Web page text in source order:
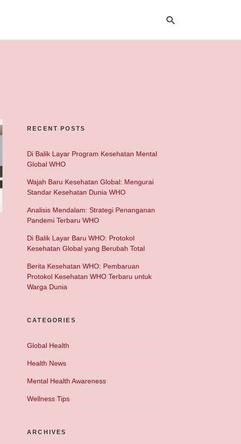
RECENT POSTS
Di Balik Layar Program Kesehatan Mental
Global WHO
Wajah Baru Kesehatan Global: Mengurai
Standar Kesehatan Dunia WHO
Analisis Mendalam: Strategi Penanganan
Pandemi Terbaru WHO
Di Balik Layar Baru WHO: Protokol
Kesehatan Global yang Berubah Total
Berita Kesehatan WHO: Pembaruan
Protokol Kesehatan WHO Terbaru untuk
Warga Dunia
CATEGORIES
Global Health
Health News
Mental Health Awareness
Wellness Tips
ARCHIVES